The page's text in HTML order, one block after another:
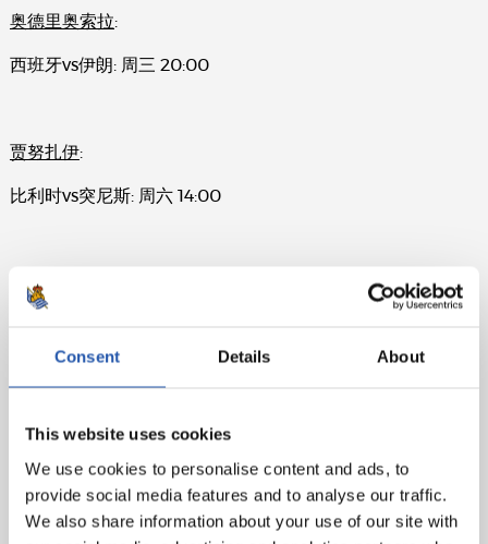
Consent Details About
This website uses cookies
We use cookies to personalise content and ads, to
provide social media features and to analyse our traffic.
We also share information about your use of our site with
奥德里奥索拉:
西班牙vs伊朗: 周三 20:00
贾努扎伊:
比利时vs突尼斯: 周六 14:00
莫雷诺